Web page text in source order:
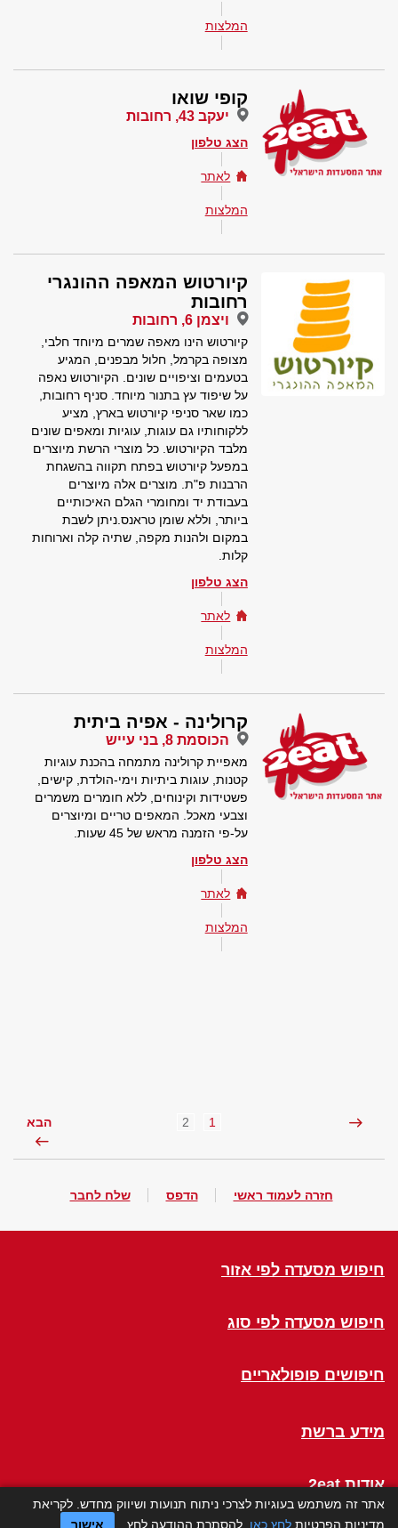
המלצות
קופי שואו
יעקב 43, רחובות
הצג טלפון
לאתר
המלצות
קיורטוש המאפה ההונגרי
רחובות
ויצמן 6, רחובות
קיורטוש הינו מאפה שמרים מיוחד חלבי,
מצופה בקרמל, חלול מבפנים, המגיע
בטעמים וציפויים שונים. הקיורטוש נאפה
על שיפוד עץ בתנור מיוחד. סניף רחובות,
כמו שאר סניפי קיורטוש בארץ, מציע
ללקוחותיו גם עוגות, עוגיות ומאפים שונים
מלבד הקיורטוש. כל מוצרי הרשת מיוצרים
במפעל קיורטוש בפתח תקווה בהשגחת
הרבנות פ"ת. מוצרים אלה מיוצרים
בעבודת יד ומחומרי הגלם האיכותיים
ביותר, וללא שומן טראנס.ניתן לשבת
במקום ולהנות מקפה, שתיה קלה וארוחות
קלות.
הצג טלפון
לאתר
המלצות
קרולינה - אפיה ביתית
הכוסמת 8, בני עייש
מאפיית קרולינה מתמחה בהכנת עוגיות
קטנות, עוגות ביתיות וימי-הולדת, קישים,
פשטידות וקינוחים, ללא חומרים משמרים
וצבעי מאכל. המאפים טריים ומיוצרים
על-פי הזמנה מראש של 45 שעות.
הצג טלפון
לאתר
המלצות
1
2 הבא
חזרה לעמוד ראשי הדפס שלח לחבר
חיפוש מסעדה לפי אזור
חיפוש מסעדה לפי סוג
חיפושים פופולאריים
מידע ברשת
אודות 2eat
אתר זה משתמש בעוגיות לצרכי ניתוח תנועות ושיווק מחדש. לקריאת
מדיניות הפרטיות לחץ כאן . להסתרת ההודעה לחץ אישור